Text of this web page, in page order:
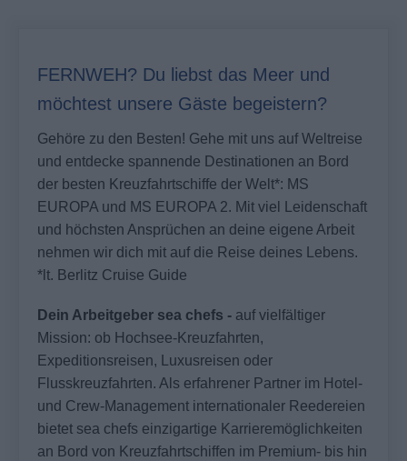
FERNWEH? Du liebst das Meer und
möchtest unsere Gäste begeistern?
Gehöre zu den Besten! Gehe mit uns auf Weltreise
und entdecke spannende Destinationen an Bord
der besten Kreuzfahrtschiffe der Welt*: MS
EUROPA und MS EUROPA 2. Mit viel Leidenschaft
und höchsten Ansprüchen an deine eigene Arbeit
nehmen wir dich mit auf die Reise deines Lebens.
*lt. Berlitz Cruise Guide
Dein Arbeitgeber sea chefs - auf vielfältiger
Mission: ob Hochsee-Kreuzfahrten,
Expeditionsreisen, Luxusreisen oder
Flusskreuzfahrten. Als erfahrener Partner im Hotel-
und Crew-Management internationaler Reedereien
bietet sea chefs einzigartige Karrieremöglichkeiten
an Bord von Kreuzfahrtschiffen im Premium- bis hin